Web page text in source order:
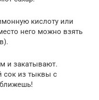
кислоту или
него можно взять
и закатывают.
сок из тыквы с